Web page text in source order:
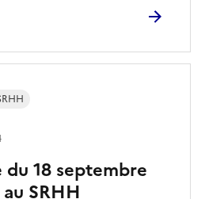
du 18 septembre
SRHH